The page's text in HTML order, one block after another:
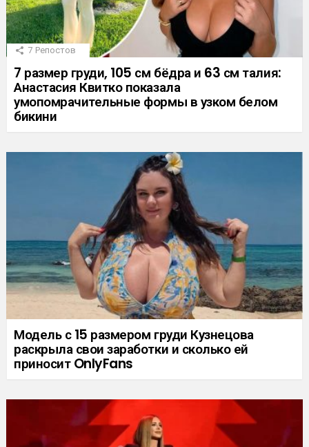
7 Репостов
7 размер груди, 105 см бёдра и 63 см талия:
Анастасия Квитко показала
умопомрачительные формы в узком белом
бикини
Модель с 15 размером груди Кузнецова
раскрыла свои заработки и сколько ей
приносит OnlyFans